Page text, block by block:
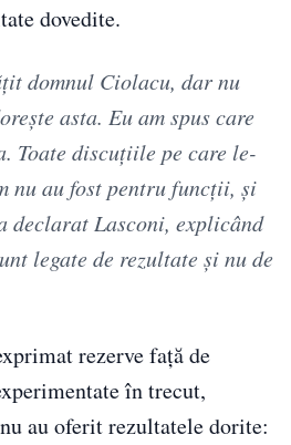
dovedite.
domnul Ciolacu, dar nu
asta. Eu am spus care
Toate discuțiile pe care le-
nu au fost pentru funcții, și
declarat Lasconi, explicând
legate de rezultate și nu de
rezerve față de
în trecut,
au oferit rezultatele dorite: